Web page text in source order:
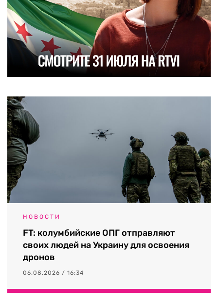
НОВОСТИ
FT: колумбийские ОПГ отправляют
своих людей на Украину для освоения
дронов
06.08.2026 / 16:34